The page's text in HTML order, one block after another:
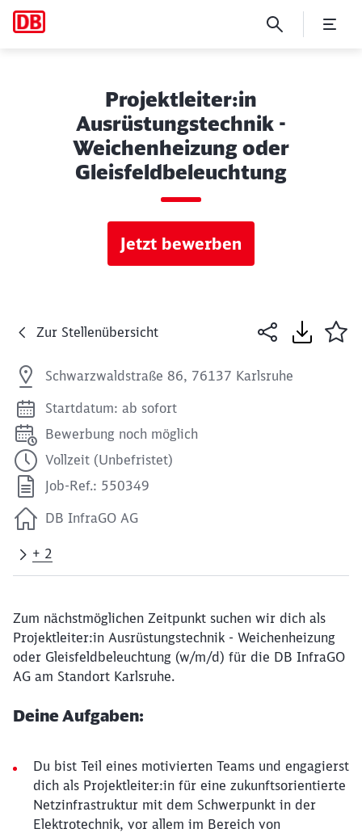
Projektleiter:in
Ausrüstungstechnik -
Weichenheizung oder
Gleisfeldbeleuchtung
Jetzt bewerben
Zur Stellenübersicht
Schwarzwaldstraße 86, 76137 Karlsruhe
Startdatum: ab sofort
Bewerbung noch möglich
Vollzeit (Unbefristet)
Job-Ref.: 550349
DB InfraGO AG
+ 2
Zum nächstmöglichen Zeitpunkt suchen wir dich als
Projektleiter:in Ausrüstungstechnik - Weichenheizung
oder Gleisfeldbeleuchtung (w/m/d) für die DB InfraGO
AG am Standort Karlsruhe.
Deine Aufgaben:
Du bist Teil eines motivierten Teams und engagierst
dich als Projektleiter:in für eine zukunftsorientierte
Netzinfrastruktur mit dem Schwerpunkt in der
Elektrotechnik, vor allem im Bereich von